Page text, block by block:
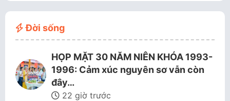
Đời sống
HỌP MẶT 30 NĂM NIÊN KHÓA 1993-
1996: Cảm xúc nguyên sơ vẫn còn
đây…
22 giờ trước